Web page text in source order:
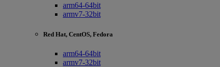
arm64-64bit
armv7-32bit
Red Hat, CentOS, Fedora
arm64-64bit
armv7-32bit